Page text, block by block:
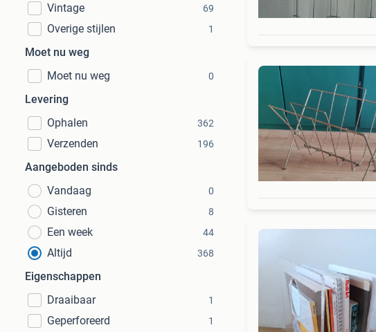
Vintage 69
Overige stijlen 1
Moet nu weg
Moet nu weg
0
Levering
Ophalen
362
Verzenden 196
Aangeboden sinds
Vandaag
0
Gisteren 8
Een week 44
Altijd 368
Eigenschappen
Draaibaar
1
Geperforeerd 1